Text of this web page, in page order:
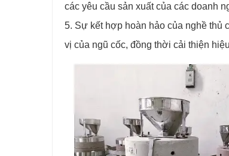
các yêu cầu sản xuất của các doanh
5. Sự kết hợp hoàn hảo của nghề
vị của ngũ cốc, đồng thời cải thiện